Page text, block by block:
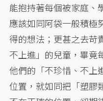
能抱持著每個被家庭、
應該如同阿袋一般積極
得的想法；更甚之去苛
不上進」的兒童，畢竟
他們的「不珍惜、不上
位置，就如同把「塑膠